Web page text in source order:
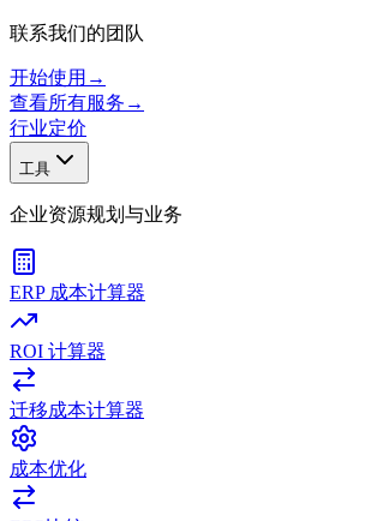
联系我们的团队
开始使用 →
查看所有服务 →
行业定价
工具
企业资源规划与业务
ERP 成本计算器
ROI 计算器
迁移成本计算器
成本优化